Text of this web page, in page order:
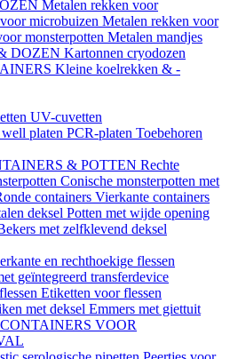
Metalen rekken voor
microbuizen Metalen rekken voor
monsterpotten Metalen mandjes
DOZEN Kartonnen cryodozen
Kleine koelrekken & -
UV-cuvetten
platen PCR-platen Toebehoren
& POTTEN Rechte
Conische monsterpotten met
containers Vierkante containers
deksel Potten met wijde opening
met zelfklevend deksel
en rechthoekige flessen
geïntegreerd transferdevice
Etiketten voor flessen
met deksel Emmers met giettuit
VOOR